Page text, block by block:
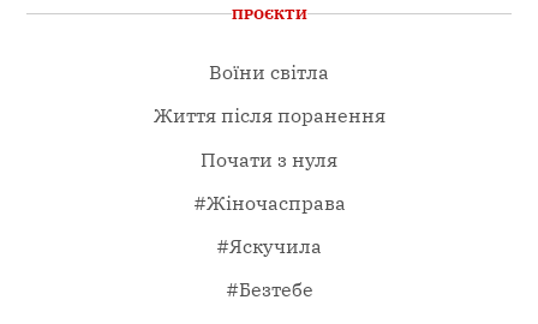
ПРОЄКТИ
Воїни світла
Життя після поранення
Почати з нуля
#Жіночасправа
#Яскучила
#Безтебе